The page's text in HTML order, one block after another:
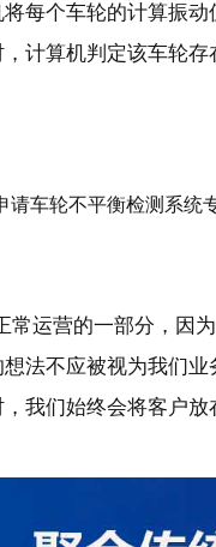
每个车轮的计算振
计算机判定该车轮存
运营的一部分，因
法不应被视为我们
我们始终会将客户放